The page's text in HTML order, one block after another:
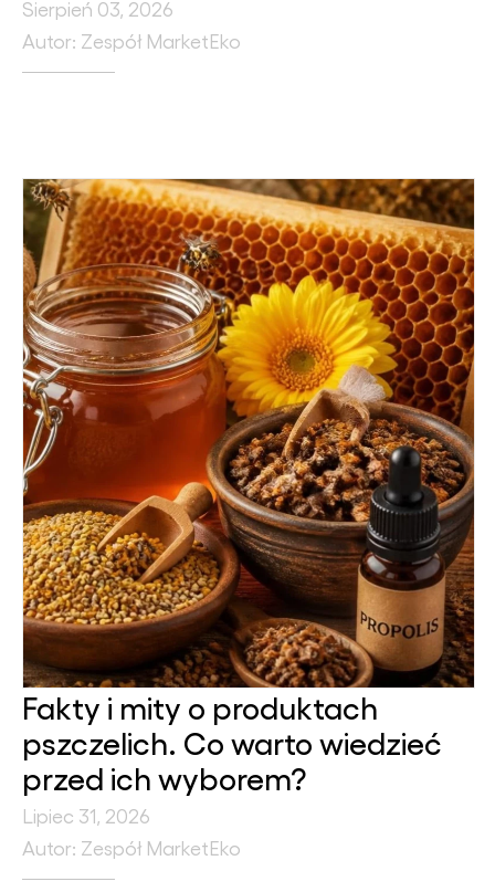
Sierpień 03, 2026
Autor: Zespół MarketEko
Fakty i mity o produktach
pszczelich. Co warto wiedzieć
przed ich wyborem?
Lipiec 31, 2026
Autor: Zespół MarketEko